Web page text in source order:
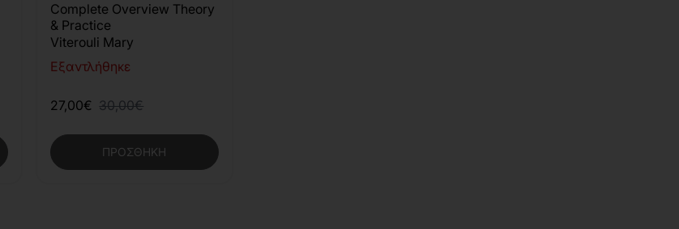
Εξαντλήθηκε
Complete Overview Theory
& Practice
Viterouli Mary
27,00€ 30,00€
ΠΡΟΣΘΉΚΗ